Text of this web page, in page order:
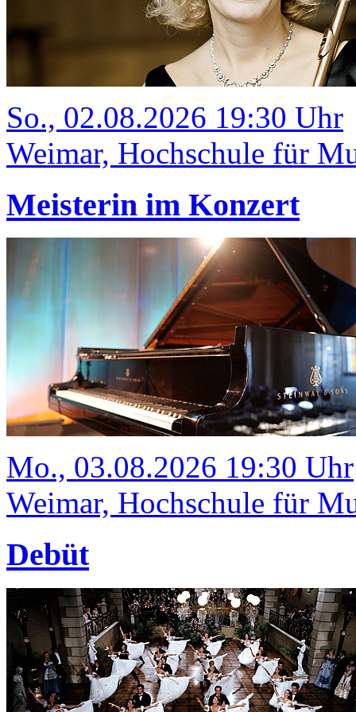
So., 02.08.2026 19:30 Uhr
Weimar, Hochschule für
Meisterin im Konzert
Mo., 03.08.2026 19:30 Uhr
Weimar, Hochschule für
Debüt